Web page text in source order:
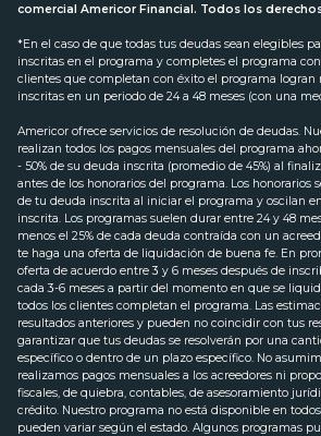
comercial Americor Financial. Todos los
*En el caso de que todas tus deudas sean elegibles
inscritas en el programa y completes el programa
clientes que completan con éxito el programa logran
inscritas en un periodo de 24 a 48 meses (con una
Americor ofrece servicios de resolución de deudas.
realizan todos los pagos mensuales del programa
- 50% de su deuda inscrita (promedio de 45%) al
antes de los honorarios del programa. Los honorarios
de tu deuda inscrita al iniciar el programa y oscilan
inscrita. Los programas suelen durar entre 24 y 48
menos el 25% de cada deuda contraída con un
te haga una oferta de liquidación de buena fe. En
oferta de acuerdo entre 3 y 6 meses después de
cada 3-6 meses a partir del momento en que se
todos los clientes completan el programa. Las
resultados anteriores y pueden no coincidir con tus
garantizar que tus deudas se resolverán por una
específico o dentro de un plazo específico. No
realizamos pagos mensuales a los acreedores ni
fiscales, de quiebra, contables, de asesoramiento
crédito. Nuestro programa no está disponible en
pueden variar según el estado. Algunos programas